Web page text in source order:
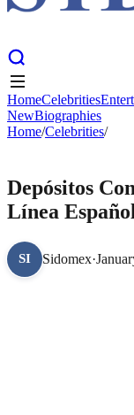
HomeCelebrities
HomeCelebrities
NewBiographies
Home/Celebrities/
Depósitos
Línea
SI Sidomex·